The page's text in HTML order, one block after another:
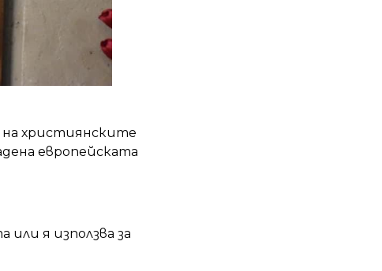
християнските
европейската
я използва за